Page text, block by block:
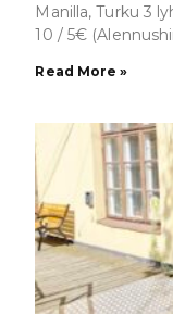
Manilla, Turku 3
10 / 5€
Read More »